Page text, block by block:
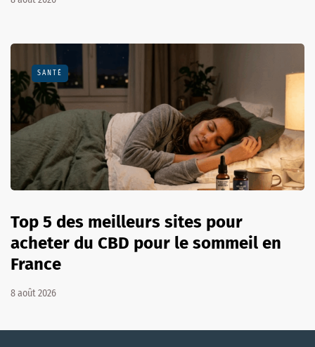
SANTÉ
Top 5 des meilleurs sites pour
acheter du CBD pour le sommeil en
France
8 août 2026